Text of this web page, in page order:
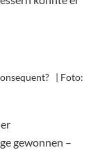
| Foto:
gewonnen –